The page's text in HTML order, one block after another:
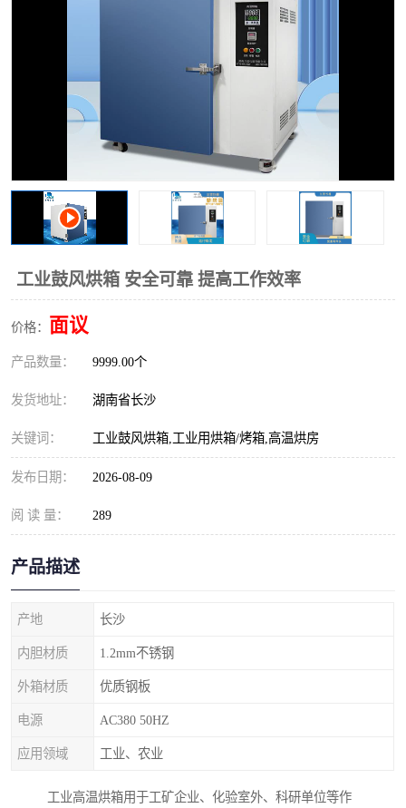
工业鼓风烘箱 安全可靠 提高工作效率
价格： 面议
产品数量： 9999.00个
发货地址： 湖南省长沙
关键词： 工业鼓风烘箱,工业用烘箱/烤箱,高温烘房
发布日期： 2026-08-09
阅 读 量： 289
产品描述
产地 长沙
内胆材质 1.2mm不锈钢
外箱材质 优质钢板
电源 AC380 50HZ
应用领域 工业、农业
工业高温烘箱用于工矿企业、化验室外、科研单位等作